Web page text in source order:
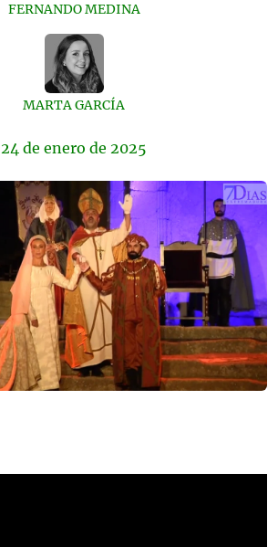
FERNANDO MEDINA
MARTA GARCÍA
24 de enero de 2025